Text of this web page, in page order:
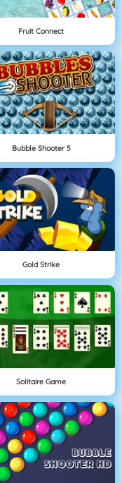
Fruit Connect
Bubble Shooter 5
Gold Strike
Solitaire Game